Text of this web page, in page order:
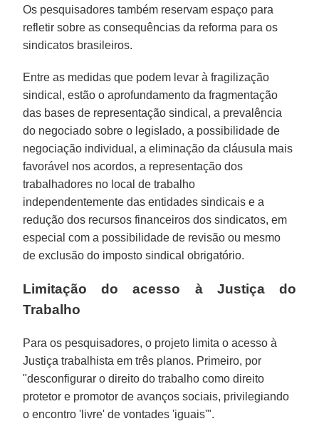
Os pesquisadores também reservam espaço para
refletir sobre as consequências da reforma para os
sindicatos brasileiros.
Entre as medidas que podem levar à fragilização
sindical, estão o aprofundamento da fragmentação
das bases de representação sindical, a prevalência
do negociado sobre o legislado, a possibilidade de
negociação individual, a eliminação da cláusula mais
favorável nos acordos, a representação dos
trabalhadores no local de trabalho
independentemente das entidades sindicais e a
redução dos recursos financeiros dos sindicatos, em
especial com a possibilidade de revisão ou mesmo
de exclusão do imposto sindical obrigatório.
Limitação do acesso à Justiça do
Trabalho
Para os pesquisadores, o projeto limita o acesso à
Justiça trabalhista em três planos. Primeiro, por
"desconfigurar o direito do trabalho como direito
protetor e promotor de avanços sociais, privilegiando
o encontro 'livre' de vontades 'iguais'".